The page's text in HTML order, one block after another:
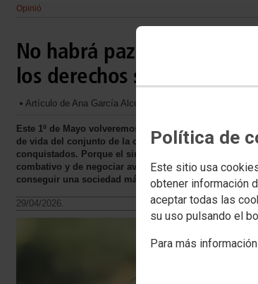
Política de
Este sitio usa
obtener información
aceptar todas las
su uso pulsando el
Para más
Opinió
No habrá paz para quienes
los derechos sociales
Artículo de Ana García Alcolea, secretaria general de
Este 1º de Mayo volveremos a salir a las calles para
de vida del conjunto de la clase obrera, en defensa de
conquistados. Porque el sindicalismo de clase debe
combativo y de negociar avances, sin renunciar
conseguir una sociedad más justa.
29/04/2026.